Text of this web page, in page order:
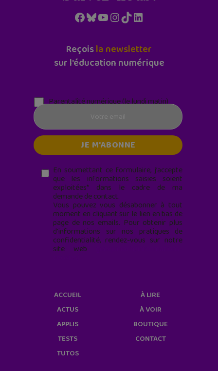
Facebook
Bluesky
YouTube
Instagram
TikTokLinkedIn
Reçoisla newsletter
sur l'éducation numérique
Parentalité numérique (le lundi matin)
En soumettant ce formulaire, j’accepte
que les informations saisies soient
exploitées* dans le cadre de ma
demande de contact.
Vous pouvez vous désabonner à tout
moment en cliquant sur le lien en bas de
page de nos emails. Pour obtenir plus
d'informations sur nos pratiques de
confidentialité, rendez-vous sur notre
site web
ACCUEIL
ACTUS
APPLIS
TESTS
TUTOS
À LIRE
À VOIR
BOUTIQUE
CONTACT